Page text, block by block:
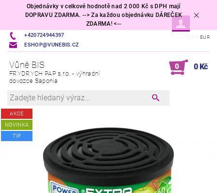
Objednávky v celkové hodnotě nad 2 000 Kč s DPH mají
DOPRAVU ZDARMA. --> Za každou objednávku DÁREČEK
ZDARMA! <--
+420724944397
ESHOP@VUNEBIS.CZ
EUR
Vůně BIS
FRYDRYCH PAP s.r.o. - výhradní
dovozce Saponia
0 0 Kč
AKCE
NOVINKA
TIP